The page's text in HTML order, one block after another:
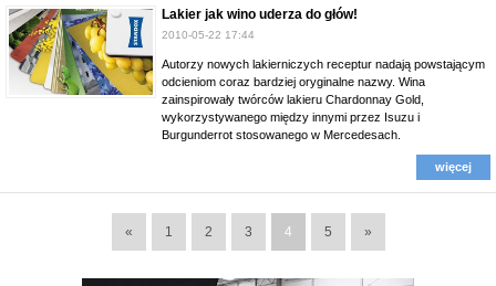
Lakier jak wino uderza do głów!
2010-05-22 17:44
Autorzy nowych lakierniczych receptur nadają powstającym
odcieniom coraz bardziej oryginalne nazwy. Wina
zainspirowały twórców lakieru Chardonnay Gold,
wykorzystywanego między innymi przez Isuzu i
Burgunderrot stosowanego w Mercedesach.
więcej
« 1 2 3 4 5 »